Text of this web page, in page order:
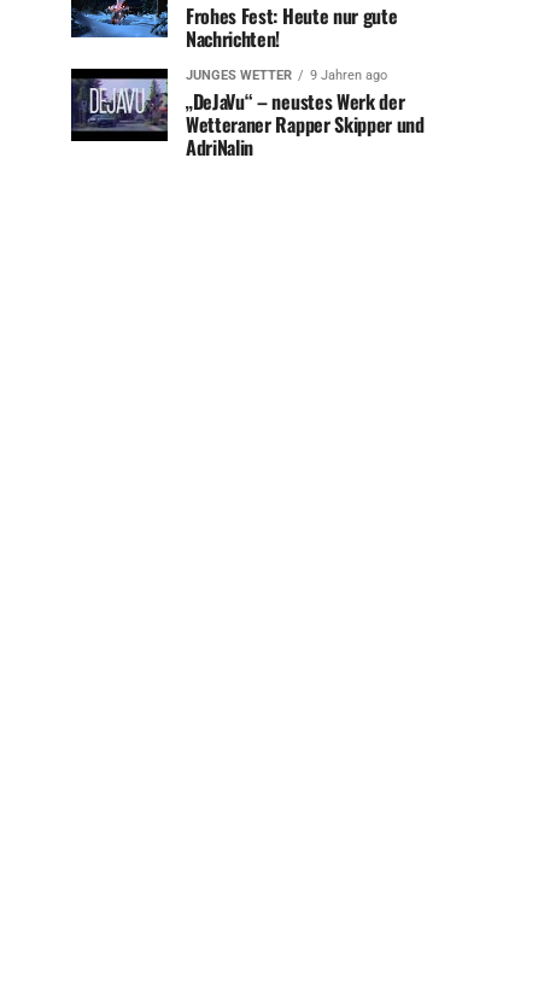
Frohes Fest: Heute nur gute
Nachrichten!
JUNGES WETTER 9 Jahren ago
„DeJaVu“ – neustes Werk der
Wetteraner Rapper Skipper und
AdriNalin